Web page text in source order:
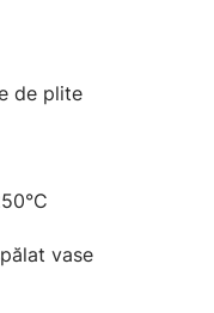
de plite
vase